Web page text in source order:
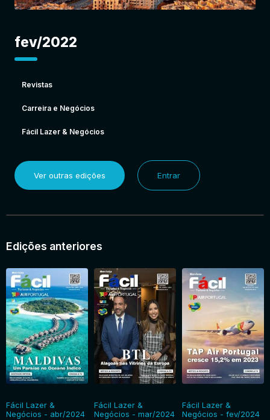
fev/2022
Revistas
Carreira e Negócios
Fácil Lazer & Negócios
Ver outras edições Entrar
Edições anteriores
Fácil Lazer &
Negócios - abr/2024
Fácil Lazer &
Negócios - mar/2024
Fácil Lazer &
Negócios - fev/2024